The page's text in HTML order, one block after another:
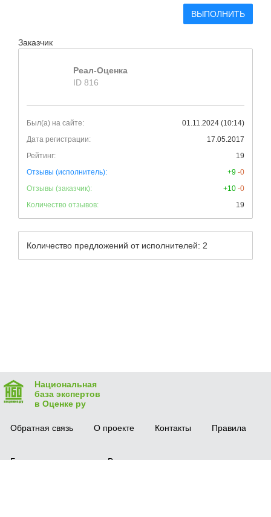
ВЫПОЛНИТЬ
Заказчик
Реал-Оценка
ID 816
Был(а) на сайте:
01.11.2024 (10:14)
Дата регистрации:
17.05.2017
Рейтинг:
19
Отзывы (исполнитель):
+9 -0
Отзывы (заказчик):
+10 -0
Количество отзывов:
19
Количество предложений от исполнителей: 2
Национальная
база экспертов
в Оценке ру
Обратная связь О проекте Контакты Правила
Безопасная сделка Вопрос-ответ